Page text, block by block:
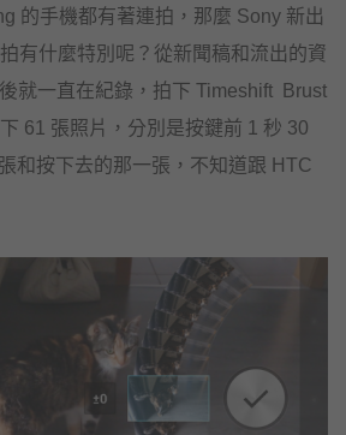
的手機都有著連拍，那麼 Sony 新出
有什麼特別呢？從新聞稿和流出的資
就一直在紀錄，拍下 Timeshift Brust
61 張照片，分別是按鍵前 1 秒 30
和按下去的那一張，不知道跟 HTC